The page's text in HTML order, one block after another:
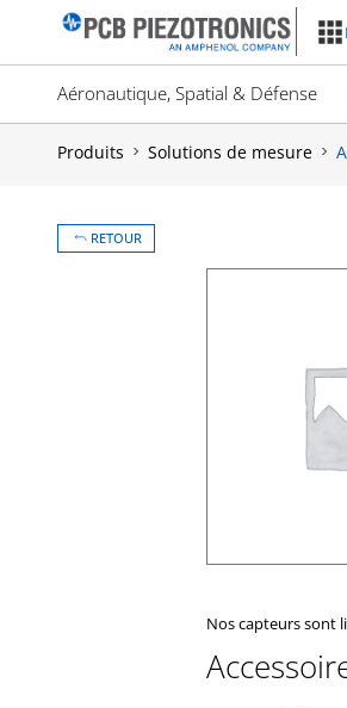
Aéronautique, Spatial & Défense
Produits Solutions de mesure
RETOUR
Nos capteurs sont